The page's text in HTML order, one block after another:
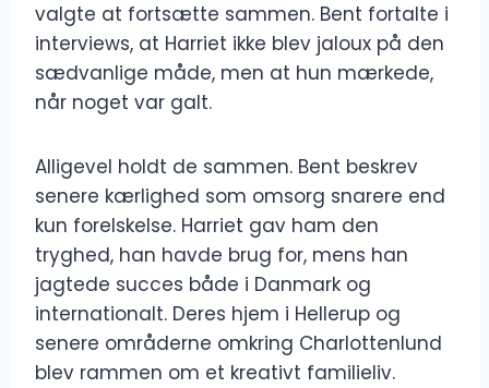
valgte at fortsætte sammen. Bent fortalte i
interviews, at Harriet ikke blev jaloux på den
sædvanlige måde, men at hun mærkede,
når noget var galt.
Alligevel holdt de sammen. Bent beskrev
senere kærlighed som omsorg snarere end
kun forelskelse. Harriet gav ham den
tryghed, han havde brug for, mens han
jagtede succes både i Danmark og
internationalt. Deres hjem i Hellerup og
senere områderne omkring Charlottenlund
blev rammen om et kreativt familieliv.